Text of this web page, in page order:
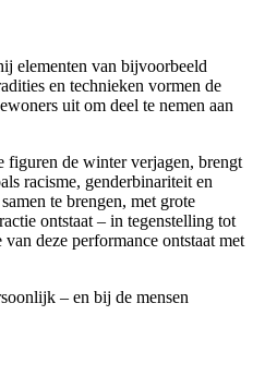
elementen van bijvoorbeeld
en technieken vormen de
uit om deel te nemen aan
figuren de winter verjagen, brengt
racisme, genderbinariteit en
te brengen, met grote
ontstaat – in tegenstelling tot
deze performance ontstaat met
– en bij de mensen